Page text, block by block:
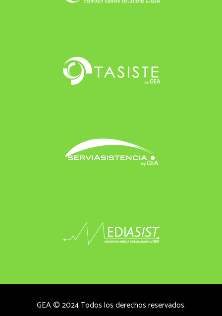
GEA © 2024 Todos los derechos reservados.